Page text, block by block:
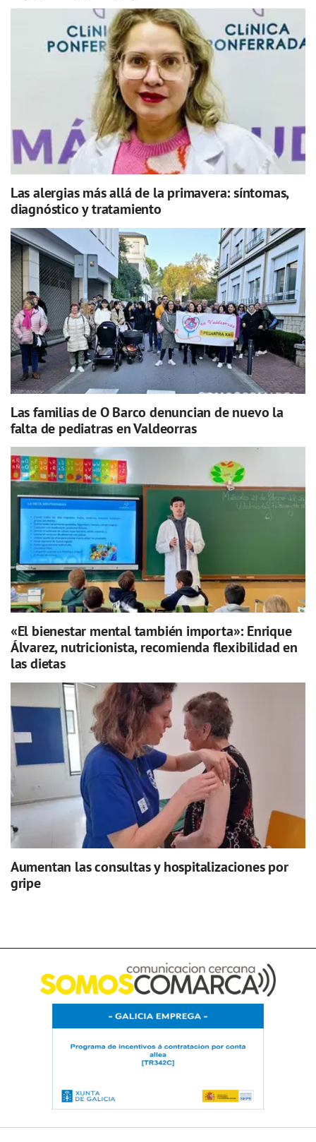
Las alergias más allá de la primavera: síntomas,
diagnóstico y tratamiento
Las familias de O Barco denuncian de nuevo la
falta de pediatras en Valdeorras
«El bienestar mental también importa»: Enrique
Álvarez, nutricionista, recomienda flexibilidad en
las dietas
Aumentan las consultas y hospitalizaciones por
gripe